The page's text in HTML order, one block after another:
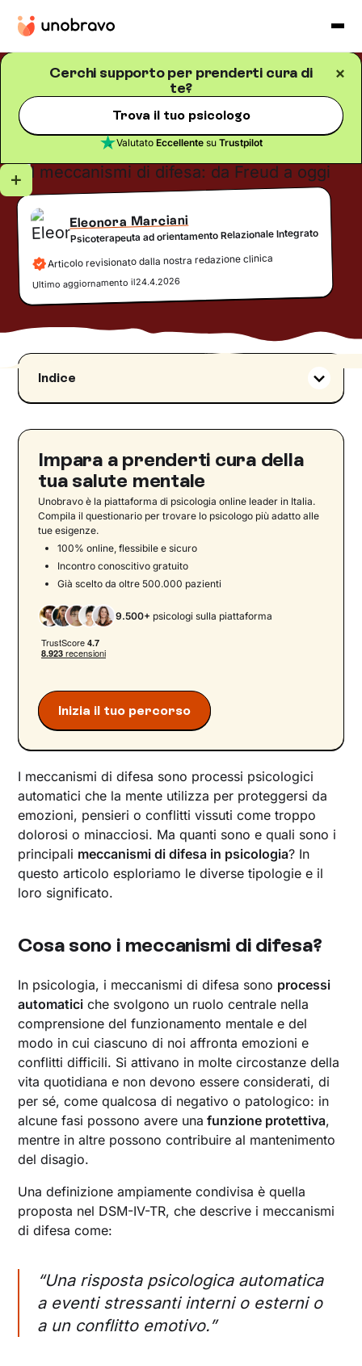
Cerchi supporto per prenderti cura di
te?
Trova il tuo psicologo
Valutato Eccellentesu Trustpilot
minuti di lettura
I meccanismi di difesa: da
Freud a oggi
Eleonora Marciani
Psicoterapeuta ad orientamento Relazionale Integrato
Articolo revisionato dalla nostra redazione clinica
Ultimo aggiornamento il24.4.2026
Indice
Cosa sono i meccanismi di difesa?
Breve storia dei meccanismi di difesa
A cosa servono i meccanismi di difesa?
I meccanismi di difesa dell’Io: difese primarie e
secondarie
Disturbi di personalità e meccanismi di difesa
L’importanza dei meccanismi di difesa
Come riconoscere i meccanismi di difesa nella
vita quotidiana
Prendere consapevolezza delle proprie difese
psicologiche
Impara a prenderti cura della
tua salute mentale
Unobravo è la piattaforma di psicologia online leader in Italia.
Compila il questionario per trovare lo psicologo più adatto alle
tue esigenze.
Inizia il tuo percorso
100% online, flessibile e sicuro
Incontro conoscitivo gratuito
Già scelto da oltre 500.000 pazienti
9.500+ psicologi sulla piattaforma
I meccanismi di difesa sono processi psicologici
automatici che la mente utilizza per proteggersi da
emozioni, pensieri o conflitti vissuti come troppo
dolorosi o minacciosi. Ma quanti sono e quali sono i
principali meccanismi di difesa in psicologia? In
questo articolo esploriamo le diverse tipologie e il
loro significato.
Cosa sono i meccanismi di difesa?
In psicologia, i meccanismi di difesa sono processi
automatici che svolgono un ruolo centrale nella
comprensione del funzionamento mentale e del
modo in cui ciascuno di noi affronta emozioni e
conflitti difficili. Si attivano in molte circostanze della
vita quotidiana e non devono essere considerati, di
per sé, come qualcosa di negativo o patologico: in
alcune fasi possono avere una funzione protettiva,
mentre in altre possono contribuire al mantenimento
del disagio.
Una definizione ampiamente condivisa è quella
proposta nel DSM-IV-TR, che descrive i meccanismi
di difesa come:
“Una risposta psicologica automatica
a eventi stressanti interni o esterni o
a un conflitto emotivo.”